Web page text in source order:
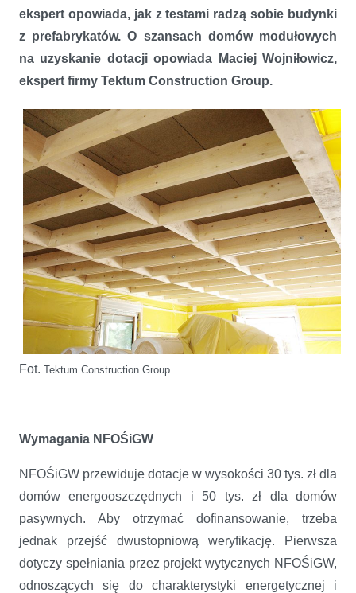
ekspert opowiada, jak z testami radzą sobie budynki
z prefabrykatów.O szansach domów modułowych
na uzyskanie dotacji opowiada Maciej Wojniłowicz,
ekspert firmy Tektum Construction Group.
Fot. Tektum Construction Group
Wymagania NFOŚiGW
NFOŚiGW przewiduje dotacje w wysokości 30 tys. zł dla
domów energooszczędnych i 50 tys. zł dla domów
pasywnych. Aby otrzymać dofinansowanie, trzeba
jednak przejść dwustopniową weryfikację. Pierwsza
dotyczy spełniania przez projekt wytycznych NFOŚiGW,
odnoszących się do charakterystyki energetycznej i